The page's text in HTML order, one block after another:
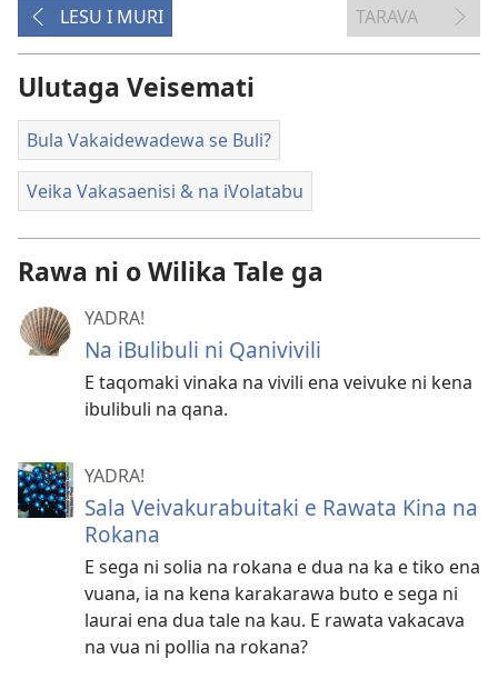
LESU I MURI TARAVA
Ulutaga Veisemati
Bula Vakaidewadewa se Buli?
Veika Vakasaenisi & na iVolatabu
Rawa ni o Wilika Tale ga
YADRA!
Na iBulibuli ni Qanivivili
E taqomaki vinaka na vivili ena veivuke ni kena
ibulibuli na qana.
YADRA!
Sala Veivakurabuitaki e Rawata Kina na
Rokana
E sega ni solia na rokana e dua na ka e tiko ena
vuana, ia na kena karakarawa buto e sega ni
laurai ena dua tale na kau. E rawata vakacava
na vua ni pollia na rokana?